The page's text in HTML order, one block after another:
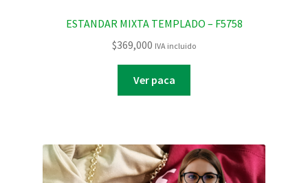
ESTANDAR MIXTA TEMPLADO – F5758
$369,000 IVA incluido
Ver paca